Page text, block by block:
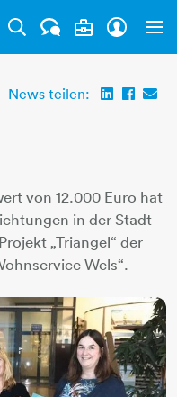
News teilen:
von 12.000 Euro hat
in der Stadt
„Triangel“ der
Wels“.